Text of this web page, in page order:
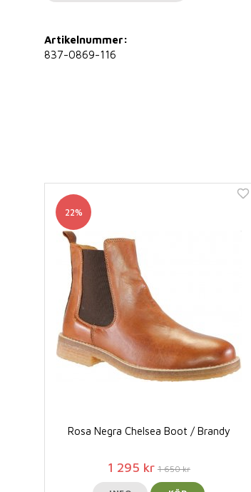
Artikelnummer:
837-0869-116
22%
Rosa Negra Chelsea Boot / Brandy
1 295 kr 1 650 kr